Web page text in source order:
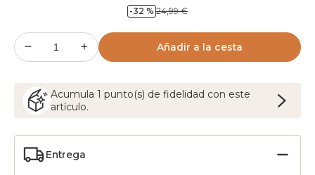
-32 % 24,99 €
Añadir a la cesta
Acumula 1 punto(s) de fidelidad con este
artículo.
Entrega